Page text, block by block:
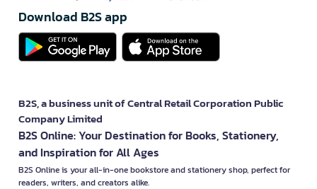
Download B2S app
B2S, a business unit of Central Retail Corporation Public
Company Limited
B2S Online: Your Destination for Books, Stationery,
and Inspiration for All Ages
B2S Online is your all-in-one bookstore and stationery shop, perfect for
readers, writers, and creators alike.